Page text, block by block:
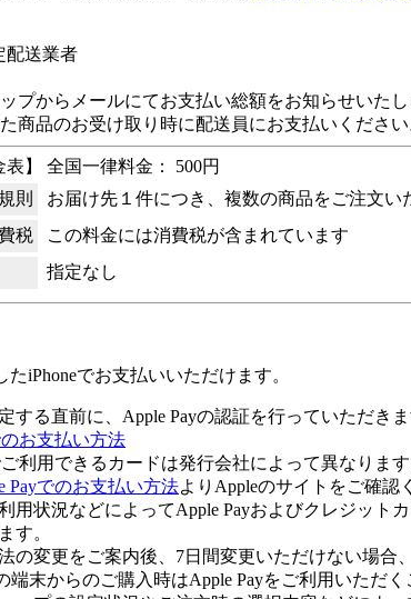
配送業者
プからメールにてお支払い総額をお知らせいたし
商品のお受け取り時に配送員にお支払いください
表】 全国一律料金： 500円
則
お届け先１件につき、複数の商品をご注文い
税
この料金には消費税が含まれています
指定なし
たiPhoneでお支払いいただけます。
する直前に、Apple Payの認証を行っていただきま
のお支払い方法
ご利用できるカードは発行会社によって異なります
Payでのお支払い方法よりAppleのサイトをご確認
用状況などによってApple Payおよびクレジッ
す。
の変更をご案内後、7日間変更いただけない場合
端末からのご購入時はApple Payをご利用いただく